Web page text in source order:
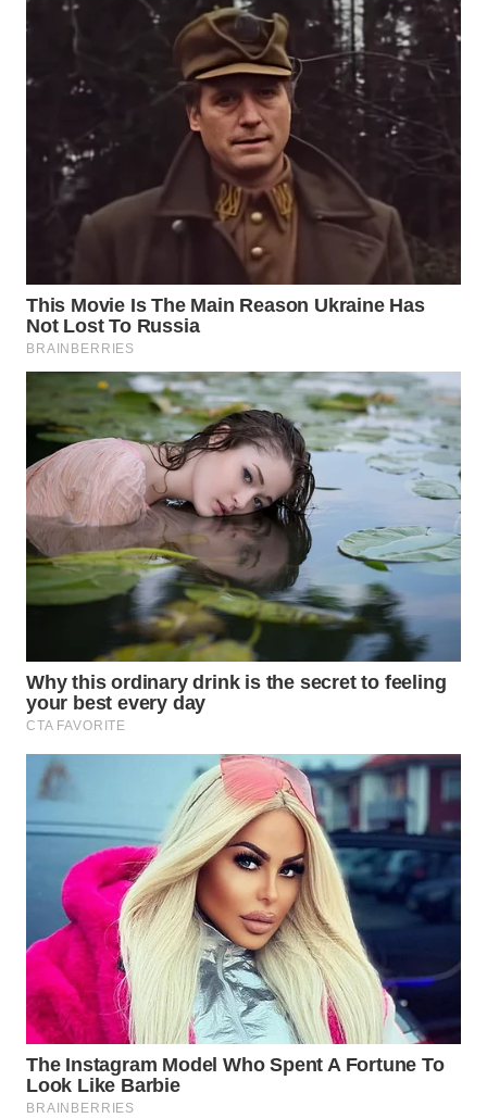
WN
KARAWANG
WN
BOGOR
DEPOK
WN
TAPANULI
UTARA
WN
SAMOSIR
WN
PADANG
LAWAS
SUMEDANG
WN
CIANJUR
SERIBU
WN
TANGERANG
WN
BINJAI
WN
CIREBON